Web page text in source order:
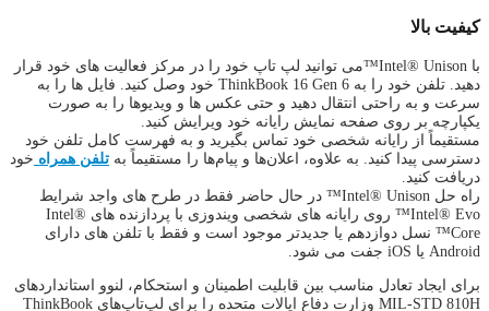
کیفیت بالا
با Intel® Unison™می توانید لپ تاپ خود را در مرکز فعالیت های خود قرار
دهید. تلفن خود را به ThinkBook 16 Gen 6 خود وصل کنید. فایل ها را به
سرعت و به راحتی انتقال دهید و حتی عکس ها و ویدیوها را به صورت
یکپارچه بر روی صفحه نمایش رایانه خود ویرایش کنید.
مستقیماً از رایانه شخصی خود تماس بگیرید و به فهرست کامل تلفن خود
دسترسی پیدا کنید. به علاوه، اعلان‌ها و پیام‌ها را مستقیماً به تلفن همراه خود
دریافت کنید.
راه حل Intel® Unison™ در حال حاضر فقط در طرح های واجد شرایط
Intel® Evo™ روی رایانه های شخصی ویندوزی با پردازنده های Intel®
Core™ نسل دوازدهم یا جدیدتر موجود است و فقط با تلفن های دارای
Android یا iOS جفت می شود.
برای ایجاد تعادل مناسب بین قابلیت اطمینان و استحکام، لنوو استانداردهای
MIL-STD 810H وزارت دفاع ایالات متحده را برای لپ‌تاپ‌های ThinkBook